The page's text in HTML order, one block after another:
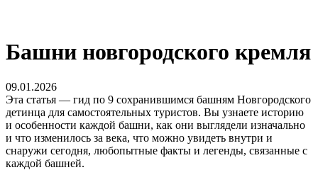
Башни новгородского кремля
09.01.2026
Эта статья — гид по 9 сохранившимся башням Новгородского
детинца для самостоятельных туристов. Вы узнаете историю
и особенности каждой башни, как они выглядели изначально
и что изменилось за века, что можно увидеть внутри и
снаружи сегодня, любопытные факты и легенды, связанные с
каждой башней.